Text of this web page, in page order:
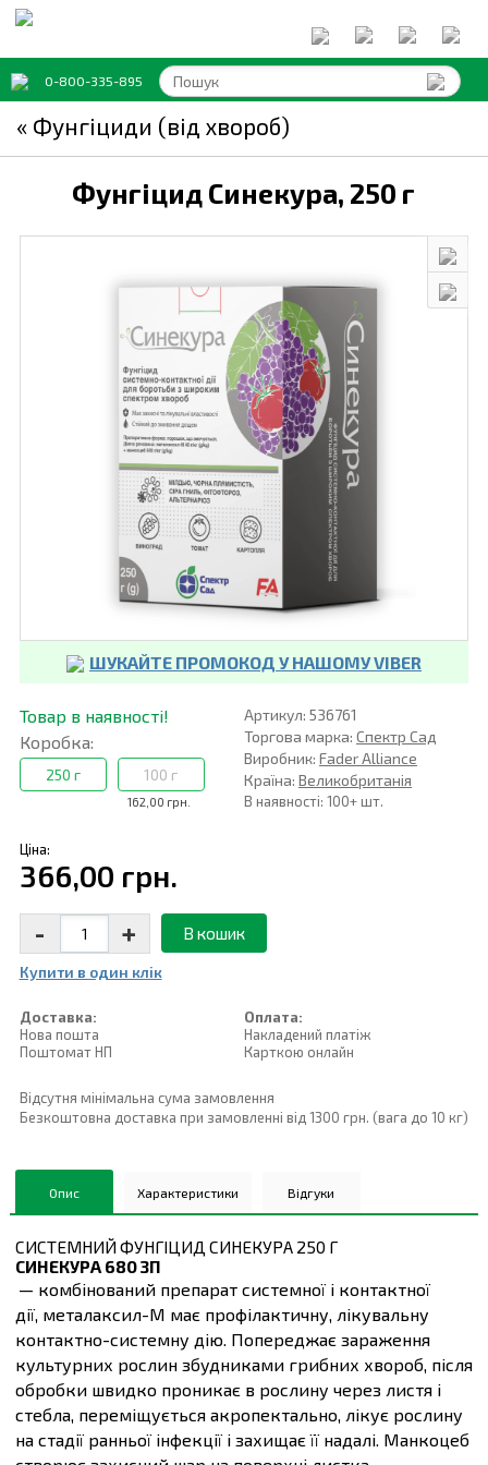
0-800-335-895
« Фунгіциди (від хвороб)
Фунгіцид Синекура, 250 г
ШУКАЙТЕ ПРОМОКОД У НАШОМУ VIBER
Товар в наявності!
Коробка:
250 г
162,00 грн.
100 г
Артикул: 536761
Торгова марка: Спектр Сад
Виробник: Fader Alliance
Країна: Великобританія
В наявності: 100+ шт.
Ціна:
366,00 грн.
- + В кошик
Купити в один клiк
Доставка:
Нова пошта
Поштомат НП
Оплата:
Накладений платiж
Карткою онлайн
Відсутня мінімальна сума замовлення
Безкоштовна доставка при замовленні від 1300 грн. (вага до 10 кг)
Опис Характеристики Відгуки
СИСТЕМНИЙ ФУНГІЦИД СИНЕКУРА 250 Г
СИНЕКУРА 680 ЗП
— комбінований препарат системної і контактної
дії, металаксил-М має профілактичну, лікувальну
контактно-системну дію. Попереджає зараження
культурних рослин збудниками грибних хвороб, після
обробки швидко проникає в рослину через листя і
стебла, переміщується акропектально, лікує рослину
на стадії ранньої інфекції і захищає її надалі. Манкоцеб